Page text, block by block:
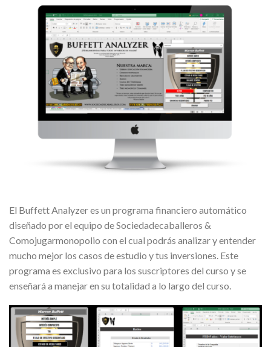
El Buffett Analyzer es un programa financiero automático
diseñado por el equipo de Sociedadecaballeros &
Comojugarmonopolio con el cual podrás analizar y entender
mucho mejor los casos de estudio y tus inversiones. Este
programa es exclusivo para los suscriptores del curso y se
enseñará a manejar en su totalidad a lo largo del curso.